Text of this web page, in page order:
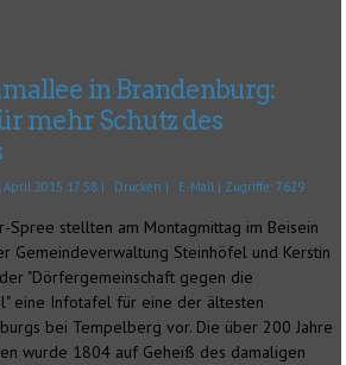
in Brandenburg:
mehr Schutz des
April 2015 17:58 | Drucken | E-Mail | Zugriffe: 7629
Spree stellten am Montagmittag im Beisein
Gemeindeverwaltung Steinhöfel und Kerstin
"Dörfergemeinschaft gegen die
eine Infotafel für eine der ältesten
bei Tempelberg vor. Die über 200 Jahre
wurde 1804 auf Geheiß des damaligen